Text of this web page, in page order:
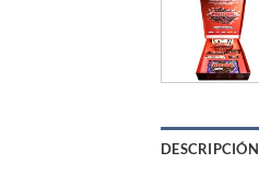
DESCRIPCIÓN